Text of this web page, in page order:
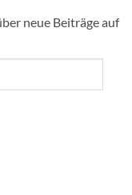
neue Beiträge auf